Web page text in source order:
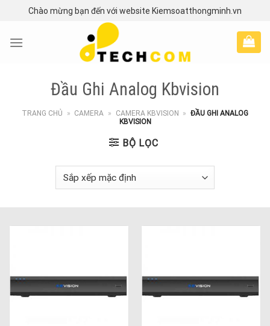
content
Chào mừng bạn đến với website Kiemsoatthongminh.vn
Đầu Ghi Analog Kbvision
TRANG CHỦ » CAMERA » CAMERA KBVISION » ĐẦU GHI ANALOG
KBVISION
BỘ LỌC